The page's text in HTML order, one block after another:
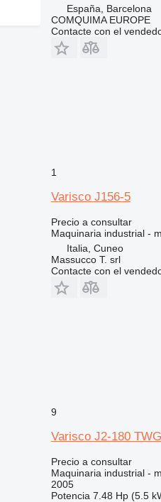
España, Barcelona
COMQUIMA EUROPE
Contacte con el
1
Varisco J156-5
Precio a consultar
Maquinaria industrial -
Italia, Cuneo
Massucco T. srl
Contacte con el
9
Varisco J2-180
Precio a consultar
Maquinaria industrial -
2005
Potencia 7.48 Hp (5.5